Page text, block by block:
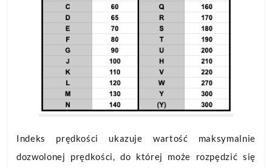
Indeks prędkości ukazuje wartość maksymalnie
dozwolonej prędkości, do której może rozpędzić się